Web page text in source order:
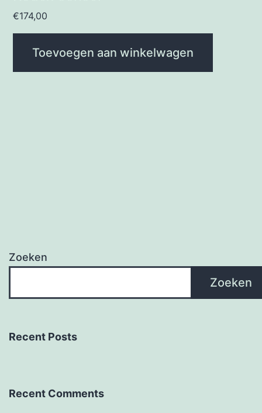
€174,00
Toevoegen aan winkelwagen
Zoeken
Zoeken
Recent Posts
Recent Comments